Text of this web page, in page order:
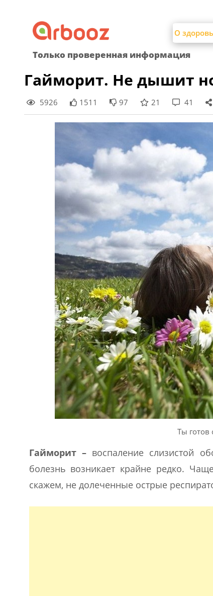
content
О
Только проверенная информация
Гайморит. Не дышит
5926 1511 97 21 41
Ты готов
Гайморит – воспаление слизистой
болезнь возникает крайне редко.
скажем, не долеченные острые